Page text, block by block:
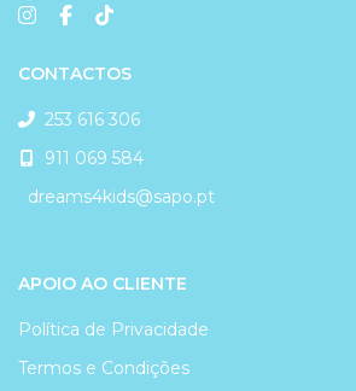
CONTACTOS
253 616 306
911 069 584
dreams4kids@sapo.pt
APOIO AO CLIENTE
Política de Privacidade
Termos e Condições